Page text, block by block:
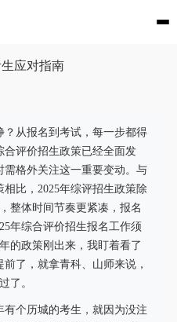
应对指南
？从报名到考试，每一步都得
合评价招生政策已经全面发
格外关注这一重要变动。与
比，2025年综评招生政策除
整体时间节奏更紧凑，报名
年综合评价招生报名工作须
的政策刚出来，我盯着看了
了，就拿青科、山师来说，
了。
个历城的考生，就因为没注